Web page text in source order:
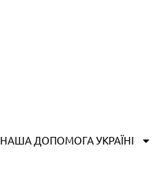
НАША ДОПОМОГА УКРАЇНІ